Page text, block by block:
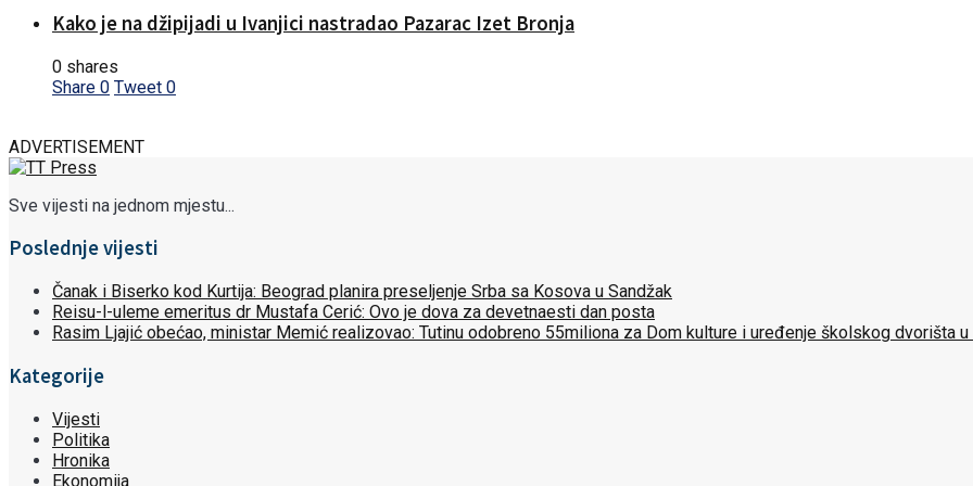
Kako je na džipijadi u Ivanjici nastradao Pazarac Izet Bronja
0 shares
Share 0 Tweet 0
ADVERTISEMENT
Sve vijesti na jednom mjestu...
Poslednje vijesti
Čanak i Biserko kod Kurtija: Beograd planira preseljenje Srba sa Kosova u Sandžak
Reisu-l-uleme emeritus dr Mustafa Cerić: Ovo je dova za devetnaesti dan posta
Rasim Ljajić obećao, ministar Memić realizovao: Tutinu odobreno 55miliona za Dom kulture i uređenje školskog dvorišta u
Kategorije
Vijesti
Politika
Hronika
Ekonomija